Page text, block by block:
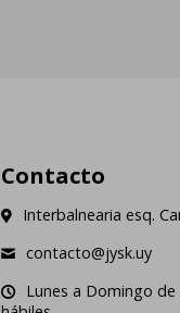
Contacto
Interbalnearia esq.
contacto@jysk.uy
Lunes a Domingo de